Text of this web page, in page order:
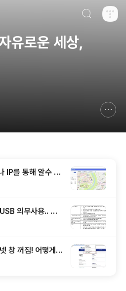
유로운 세상,
IP를 통해 알수 있
의무사용.. 보
창 꺼짐! 어떻게